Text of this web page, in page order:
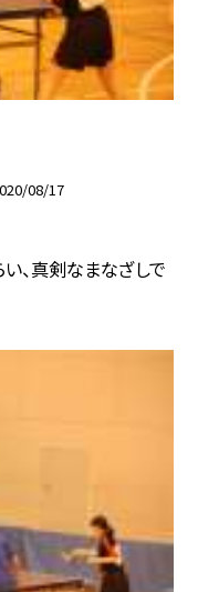
08/17
、真剣なまなざしで